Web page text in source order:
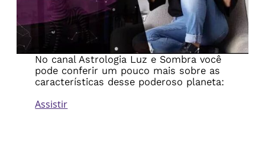
No canal Astrologia Luz e Sombra você
pode conferir um pouco mais sobre as
características desse poderoso planeta:
Assistir